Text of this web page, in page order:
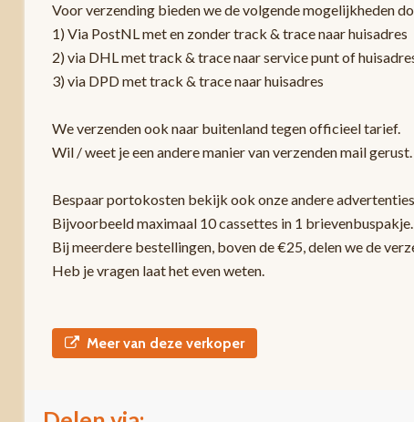
Voor verzending bieden we de volgende mogelijkheden
1) Via PostNL met en zonder track & trace naar huisadres
2) via DHL met track & trace naar service punt of
3) via DPD met track & trace naar huisadres
We verzenden ook naar buitenland tegen officieel tarief.
Wil / weet je een andere manier van verzenden mail gerust.
Bespaar portokosten bekijk ook onze andere advertenties
Bijvoorbeeld maximaal 10 cassettes in 1 brievenbuspakje.
Bij meerdere bestellingen, boven de €25, delen we de
Heb je vragen laat het even weten.
Meer van deze verkoper